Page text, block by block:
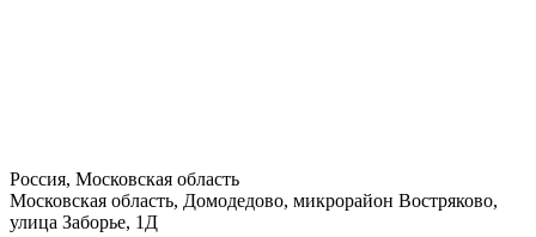
Россия, Московская область
Московская область, Домодедово, микрорайон Востряково,
улица Заборье, 1Д